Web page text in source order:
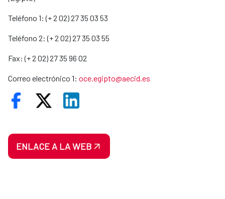
Teléfono 1: (+ 2 02) 27 35 03 53
Teléfono 2: (+ 2 02) 27 35 03 55
Fax: (+ 2 02) 27 35 96 02
Correo electrónico 1: oce.egipto@aecid.es
ENLACE A LA WEB